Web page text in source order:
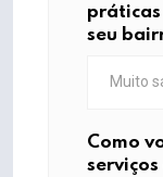
práticas
seu
Como
serviços